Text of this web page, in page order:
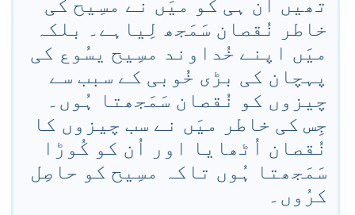
تھیں اُن ہی کو میَں نے مسِیح کی
خاطر نُقصان سَمَجھ لِیاہے۔ بلکہ
میَں اپنے خُداوند مسِیح یسُوع کی
پہچان کی بڑی خُوبی کے سبب سے
چیزوں کو نُقصان سَمَجھتا ہُوں۔
جِس کی خاطر میَں نے سب چیزوں کا
نُقصان اُٹھایا اور اُن کو کُوڑا
سَمَجھتا ہُوں تاکہ مسِیح کو حاصِل
کرُوں۔